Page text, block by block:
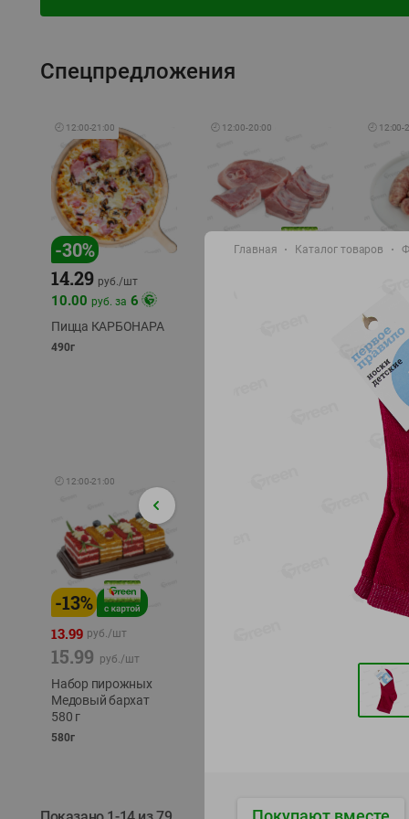
Спецпредложения
🕘 12:00-21:00
-30%
14.29 руб./шт
10.00 руб. за 6
Пицца КАРБОНАРА
490г
🕘 12:00-20:00 🕘 12:00-
-17%
охлажд
🕘 12:00-21:00
-13%
13.99 руб./шт
15.99 руб./шт
Набор пирожных
Медовый бархат
580 г
580г
-24%
230г
Главная Каталог товаров